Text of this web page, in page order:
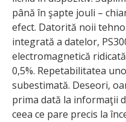
până în şapte jouli –
efect. Datorită noii
integrată a datelor,
electromagnetică
0,5%. Repetabilitatea
subestimată. Deseori,
prima dată la informaţii
ceea ce pare precis la